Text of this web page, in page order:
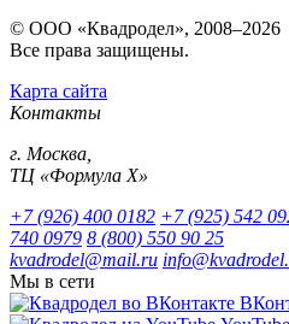
© ООО «Квадродел», 2008–2026
Все права защищены.
Карта сайта
Контакты
г. Москва,
ТЦ «Формула Х»
+7 (926) 400 0182 +7 (925) 542
740 0979 8 (800) 550 90 25
kvadrodel@mail.ru
Мы в сети